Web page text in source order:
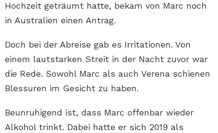
Hochzeit geträumt hatte, bekam von Marc noch
in Australien einen Antrag.
Doch bei der Abreise gab es Irritationen. Von
einem lautstarken Streit in der Nacht zuvor war
die Rede. Sowohl Marc als auch Verena schienen
Blessuren im Gesicht zu haben.
Beunruhigend ist, dass Marc offenbar wieder
Alkohol trinkt. Dabei hatte er sich 2019 als